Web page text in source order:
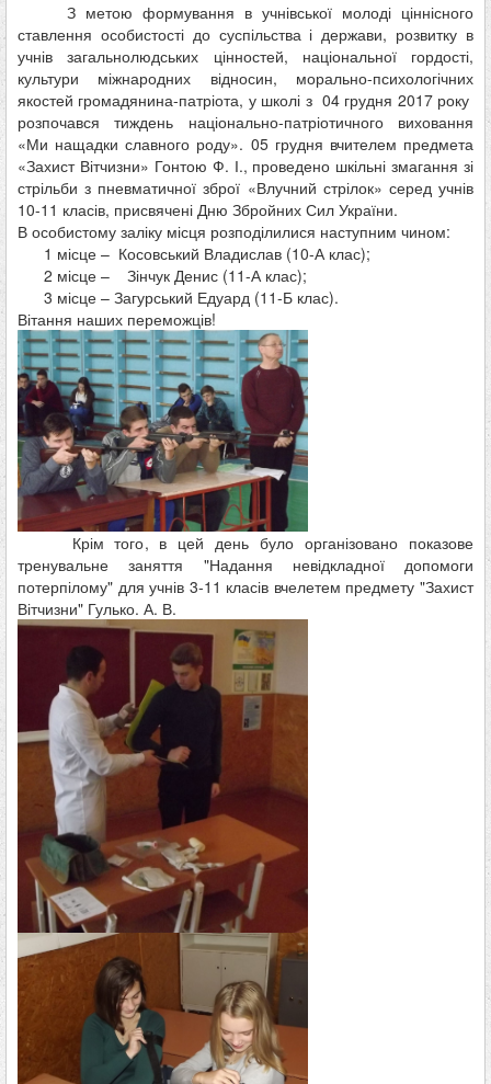
З метою формування в учнівської молоді ціннісного
ставлення особистості до суспільства і держави, розвитку в
учнів загальнолюдських цінностей, національної гордості,
культури міжнародних відносин, морально-психологічних
якостей громадянина-патріота, у школі з 04 грудня 2017 року
розпочався тиждень національно-патріотичного виховання
«Ми нащадки славного роду». 05 грудня вчителем предмета
«Захист Вітчизни» Гонтою Ф. І., проведено шкільні змагання зі
стрільби з пневматичної зброї «Влучний стрілок» серед учнів
10-11 класів, присвячені Дню Збройних Сил України.
В особистому заліку місця розподілилися наступним чином:
1 місце – Косовський Владислав (10-А клас);
2 місце – Зінчук Денис (11-А клас);
3 місце – Загурський Едуард (11-Б клас).
Вітання наших переможців!
Крім того, в цей день було організовано показове
тренувальне заняття "Надання невідкладної допомоги
потерпілому" для учнів 3-11 класів вчелетем предмету "Захист
Вітчизни" Гулько. А. В.